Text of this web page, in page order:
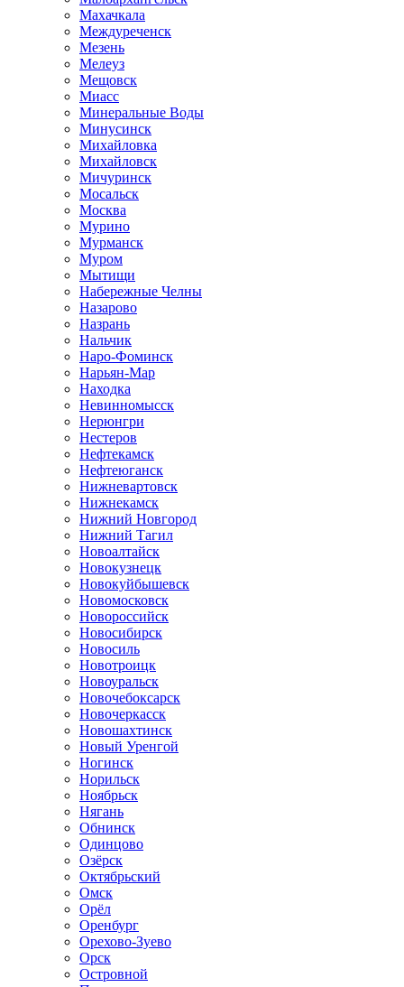
Махачкала
Междуреченск
Мезень
Мелеуз
Мещовск
Миасс
Минеральные Воды
Минусинск
Михайловка
Михайловск
Мичуринск
Мосальск
Москва
Мурино
Мурманск
Муром
Мытищи
Набережные Челны
Назарово
Назрань
Нальчик
Наро-Фоминск
Нарьян-Мар
Находка
Невинномысск
Нерюнгри
Нестеров
Нефтекамск
Нефтеюганск
Нижневартовск
Нижнекамск
Нижний Новгород
Нижний Тагил
Новоалтайск
Новокузнецк
Новокуйбышевск
Новомосковск
Новороссийск
Новосибирск
Новосиль
Новотроицк
Новоуральск
Новочебоксарск
Новочеркасск
Новошахтинск
Новый Уренгой
Ногинск
Норильск
Ноябрьск
Нягань
Обнинск
Одинцово
Озёрск
Октябрьский
Омск
Орёл
Оренбург
Орехово-Зуево
Орск
Островной